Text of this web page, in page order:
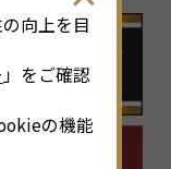
向上を目
」をご確認
の機能